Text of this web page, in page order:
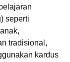
seperti
tradisional,
kardus